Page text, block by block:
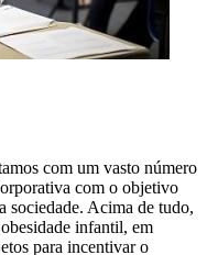
com um vasto número
com o objetivo
sociedade. Acima de tudo,
infantil, em
para incentivar o